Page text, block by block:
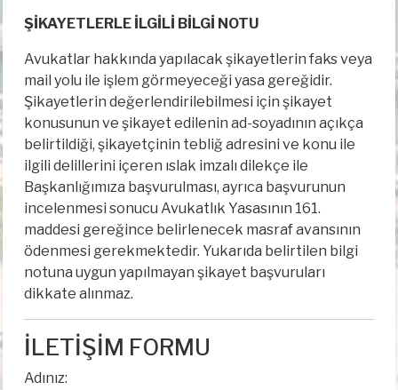
ŞİKAYETLERLE İLGİLİ BİLGİ NOTU
Avukatlar hakkında yapılacak şikayetlerin faks veya
mail yolu ile işlem görmeyeceği yasa gereğidir.
Şikayetlerin değerlendirilebilmesi için şikayet
konusunun ve şikayet edilenin ad-soyadının açıkça
belirtildiği, şikayetçinin tebliğ adresini ve konu ile
ilgili delillerini içeren ıslak imzalı dilekçe ile
Başkanlığımıza başvurulması, ayrıca başvurunun
incelenmesi sonucu Avukatlık Yasasının 161.
maddesi gereğince belirlenecek masraf avansının
ödenmesi gerekmektedir. Yukarıda belirtilen bilgi
notuna uygun yapılmayan şikayet başvuruları
dikkate alınmaz.
İLETİŞİM FORMU
Adınız: